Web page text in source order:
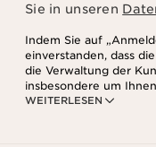
Sie in unseren
WEITERLESEN
Indem Sie auf
einverstanden, dass
die Verwaltung der
insbesondere um
Produkten und